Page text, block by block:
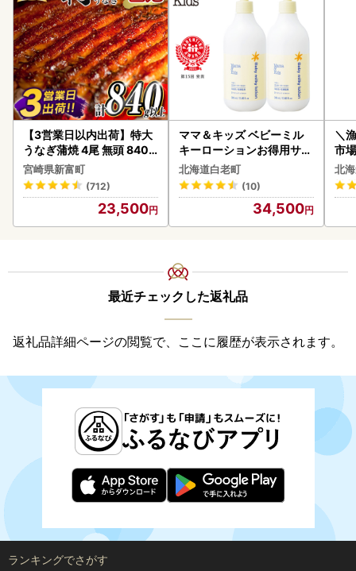
【3営業日以内出荷】特大
うなぎ蒲焼 4尾 無頭 840g
以上 C388-840-3D
宮崎県新富町
(712)
23,500
ママ＆キッズ ベビーミル
キーローションお得用サイ
ズ 380ml 2本セット CH21
0
北海道白老町
(10)
34,500
＼
市
貝
北
最近チェックした返礼品
返礼品詳細ページの閲覧で、ここに履歴が表示されます。
ランキングでさがす